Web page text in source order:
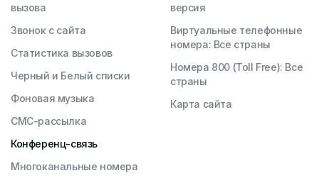
вызова
Звонок с сайта
Статистика вызовов
Черный и Белый списки
Фоновая музыка
СМС-рассылка
Конференц-связь
Многоканальные номера
версия
Виртуальные телефонные
номера: Все страны
Номера 800 (Toll Free): Все
страны
Карта сайта